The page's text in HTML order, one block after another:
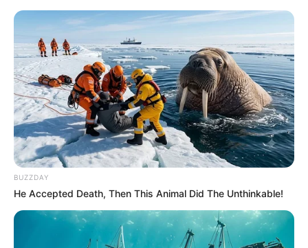
bySzerző • May 11, 2026
BUZZDAY
He Accepted Death, Then This Animal Did The Unthinkable!